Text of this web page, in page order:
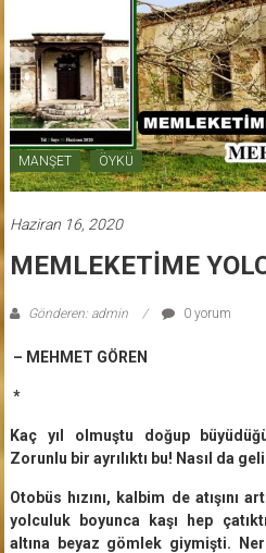
Etkili
Edebiyat
Dergisi
MANŞET ÖYKÜ
Haziran 16, 2020
MEMLEKETİME
Gönderen: admin 0 yorum
– MEHMET GÖREN
*
Kaç yıl olmuştu doğup
Zorunlu bir ayrılıktı bu! Nasıl da
Otobüs hızını, kalbim de atışını
yolculuk boyunca kaşı hep
altına beyaz gömlek giymişti.